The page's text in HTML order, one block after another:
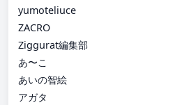
yumoteliuce
ZACRO
Ziggurat編集部
あ〜こ
あいの智絵
アガタ